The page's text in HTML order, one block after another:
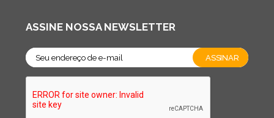
ASSINE NOSSA NEWSLETTER